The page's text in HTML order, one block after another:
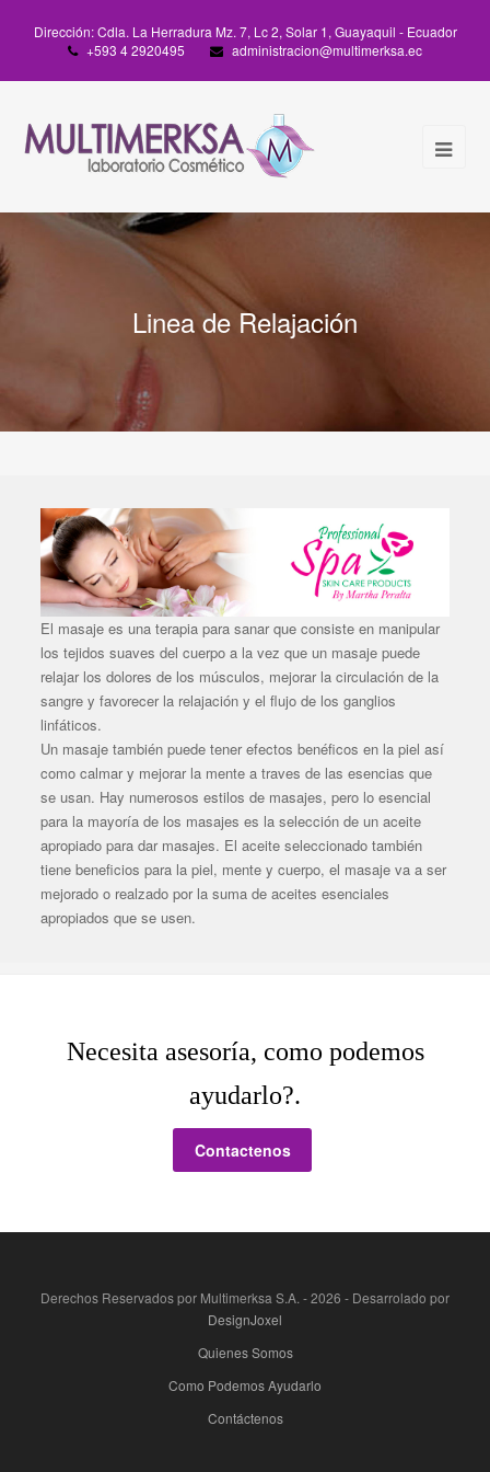
Dirección: Cdla. La Herradura Mz. 7, Lc 2, Solar 1, Guayaquil - Ecuador
+593 4 2920495
administracion@multimerksa.ec
Linea de Relajación
El masaje es una terapia para sanar que consiste en manipular
los tejidos suaves del cuerpo a la vez que un masaje puede
relajar los dolores de los músculos, mejorar la circulación de la
sangre y favorecer la relajación y el flujo de los ganglios
linfáticos.
Un masaje también puede tener efectos benéficos en la piel así
como calmar y mejorar la mente a traves de las esencias que
se usan. Hay numerosos estilos de masajes, pero lo esencial
para la mayoría de los masajes es la selección de un aceite
apropiado para dar masajes. El aceite seleccionado también
tiene beneficios para la piel, mente y cuerpo, el masaje va a ser
mejorado o realzado por la suma de aceites esenciales
apropiados que se usen.
Necesita asesoría, como podemos
ayudarlo?.
Contactenos
Derechos Reservados por Multimerksa S.A. -2026 - Desarrolado por
DesignJoxel
Quienes Somos
Como Podemos Ayudarlo
Contáctenos